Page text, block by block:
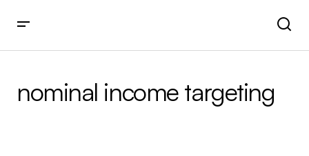
nominal income targeting